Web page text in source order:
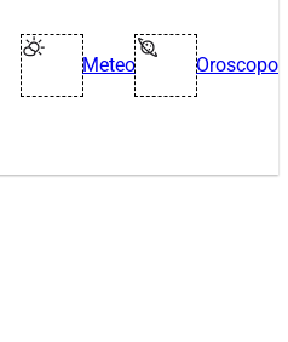
Meteo Oroscopo